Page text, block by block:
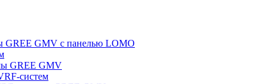
GREE GMV с панелью LOMO
GREE GMV
систем